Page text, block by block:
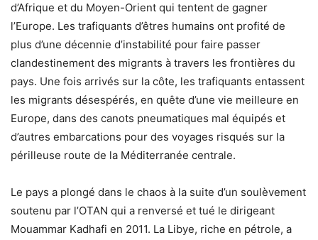
d’Afrique et du Moyen-Orient qui tentent de gagner
l’Europe. Les trafiquants d’êtres humains ont profité de
plus d’une décennie d’instabilité pour faire passer
clandestinement des migrants à travers les frontières du
pays. Une fois arrivés sur la côte, les trafiquants entassent
les migrants désespérés, en quête d’une vie meilleure en
Europe, dans des canots pneumatiques mal équipés et
d’autres embarcations pour des voyages risqués sur la
périlleuse route de la Méditerranée centrale.
Le pays a plongé dans le chaos à la suite d’un soulèvement
soutenu par l’OTAN qui a renversé et tué le dirigeant
Mouammar Kadhafi en 2011. La Libye, riche en pétrole, a